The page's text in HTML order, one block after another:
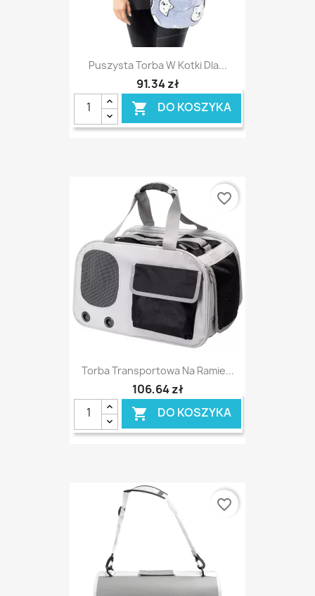
Puszysta Torba W Kotki Dla...
91,34 zł
 DO KOSZYKA
Torba Transportowa Na Ramie...
106,64 zł
 DO KOSZYKA
favorite_border
favorite_border